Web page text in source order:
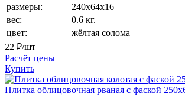
размеры:
240х64x16
вес:
0.6 кг.
цвет:
жёлтая солома
22 ₽/шт
Расчёт цены
Купить
Плитка облицовочная рваная с фаской